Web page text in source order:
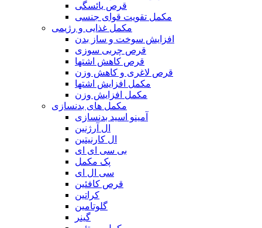
قرص یائسگی
مکمل تقویت قوای جنسی
مکمل غذایی و رژیمی
افزایش سوخت و ساز بدن
قرص چربی سوزی
قرص کاهش اشتها
قرص لاغری و کاهش وزن
مکمل افزایش اشتها
مکمل افزایش وزن
مکمل های بدنسازی
آمینو اسید بدنسازی
ال آرژنین
ال کارنیتین
بی سی ای ای
پک مکمل
سی ال ای
قرص کافئین
کراتین
گلوتامین
گینر